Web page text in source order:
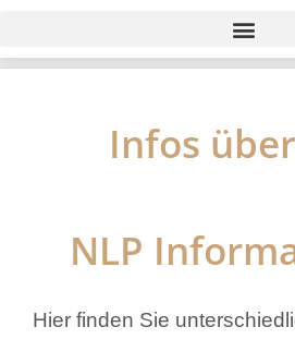
Infos
NLP
Hier finden Sie